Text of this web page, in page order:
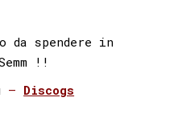
da spendere in
!!
– Discogs